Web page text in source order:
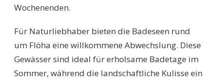
Wochenenden.
Für Naturliebhaber bieten die Badeseen rund
um Flöha eine willkommene Abwechslung. Diese
Gewässer sind ideal für erholsame Badetage im
Sommer, während die landschaftliche Kulisse ein